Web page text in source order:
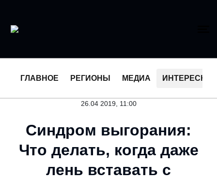
ГЛАВНОЕ РЕГИОНЫ МЕДИА ИНТЕРЕСНОЕ
26.04 2019, 11:00
Синдром выгорания:
Что делать, когда даже
лень вставать с